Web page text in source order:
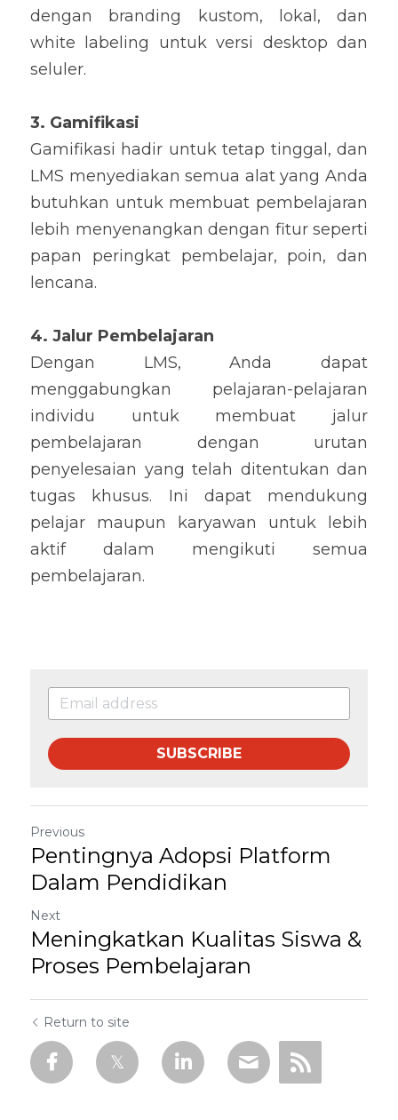
dengan branding kustom, lokal, dan
white labeling untuk versi desktop dan
seluler.
3. Gamifikasi
Gamifikasi hadir untuk tetap tinggal, dan
LMS menyediakan semua alat yang Anda
butuhkan untuk membuat pembelajaran
lebih menyenangkan dengan fitur seperti
papan peringkat pembelajar, poin, dan
lencana.
4. Jalur Pembelajaran
Dengan LMS, Anda dapat
menggabungkan pelajaran-pelajaran
individu untuk membuat jalur
pembelajaran dengan urutan
penyelesaian yang telah ditentukan dan
tugas khusus. Ini dapat mendukung
pelajar maupun karyawan untuk lebih
aktif dalam mengikuti semua
pembelajaran.
SUBSCRIBE
Previous
Pentingnya Adopsi Platform
Dalam Pendidikan
Next
Meningkatkan Kualitas Siswa &
Proses Pembelajaran
Return to site